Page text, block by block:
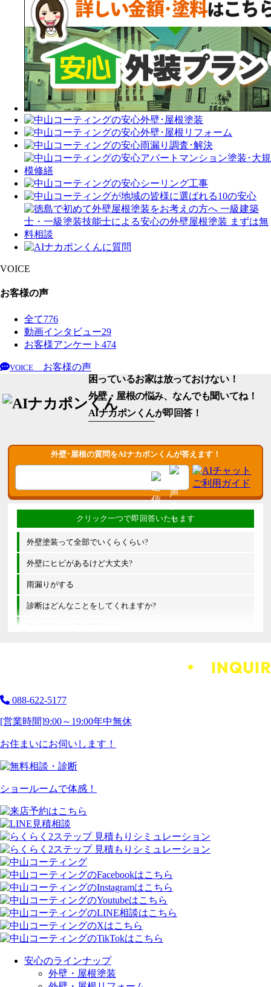
VOICE
お客様の声
全て776
動画インタビュー29
お客様アンケート 474
VOICE
お客様の声
困っているお家は放っておけない！
外壁・屋根の悩み、なんでも聞いてね！
AIナカポンくんが即回答！
外壁･屋根の質問をAIナカポンくんが答えます！
外壁塗装って全部でいくらくらい?
外壁にヒビがあるけど大丈夫?
雨漏りがする
診断はどんなことをしてくれますか?
他の会社とは何が違うの?
088-622-5177
[営業時間]9:00～19:00年中無休
お住まいにお伺いします！
ショールームで体感！
安心のラインナップ
外壁・屋根塗装